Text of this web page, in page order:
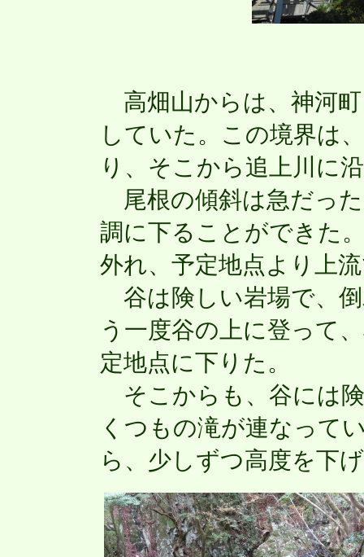
高畑山からは、神河
していた。この境界は
り、そこから追上川に
尾根の傾斜は急だっ
調に下ることができた
外れ、予定地点より上
谷は険しい岩場で、
う一度谷の上に登って
定地点に下りた。
そこからも、谷には
くつもの滝が連なって
ら、少しずつ高度を下